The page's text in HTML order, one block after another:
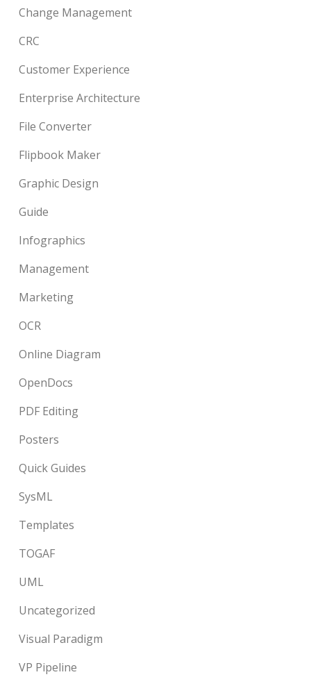
Change Management
CRC
Customer Experience
Enterprise Architecture
File Converter
Flipbook Maker
Graphic Design
Guide
Infographics
Management
Marketing
OCR
Online Diagram
OpenDocs
PDF Editing
Posters
Quick Guides
SysML
Templates
TOGAF
UML
Uncategorized
Visual Paradigm
VP Pipeline